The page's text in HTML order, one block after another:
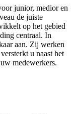
junior, medior en
de juiste
op het gebied
centraal. In
aan. Zij werken
u naast het
medewerkers.